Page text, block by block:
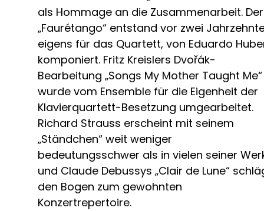
als Hommage an die Zusammenarbeit. Der
„Faurétango“ entstand vor zwei
eigens für das Quartett, von Eduardo
komponiert. Fritz Kreislers Dvořák-
Bearbeitung „Songs My Mother Taught Me“
wurde vom Ensemble für die Eigenheit der
Klavierquartett-Besetzung umgearbeitet.
Richard Strauss erscheint mit seinem
„Ständchen“ weit weniger
bedeutungsschwer als in vielen seiner
und Claude Debussys „Clair de Lune“
den Bogen zum gewohnten
Konzertrepertoire.